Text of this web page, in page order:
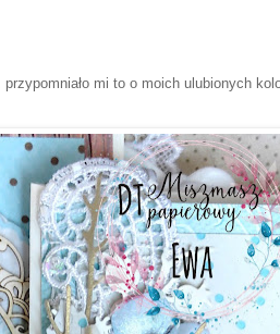
mi to o moich ulubionych